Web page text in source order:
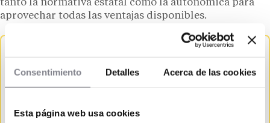
Consentimiento Detalles Acerca de las cookies
Esta página web usa cookies
tanto la normativa estatal como la autonómica para
aprovechar todas las ventajas disponibles.
¿Cuánto dinero devolvió la Agencia
Tributaria en el último ejercicio?
ejercicio 2024— registró